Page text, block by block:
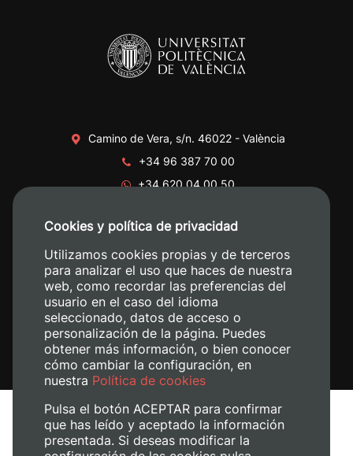
Camino de Vera, s/n. 46022 - València
+34 96 387 70 00
+34 620 04 00 50
Cookies y política de privacidad
Utilizamos cookies propias y de terceros
para analizar el uso que haces de nuestra
web, como recordar las preferencias del
usuario en el caso del idioma
seleccionado, datos de acceso o
personalización de la página. Puedes
obtener más información, o bien conocer
cómo cambiar la configuración, en
nuestra Política de cookies
Pulsa el botón ACEPTAR para confirmar
que has leído y aceptado la información
presentada. Si deseas modificar la